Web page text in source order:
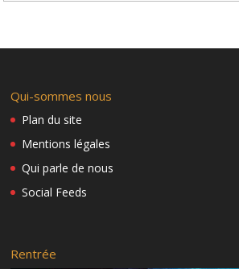
Musica
Fête de la Musique Candela!
Elito Revé y su charangón
Los Van Van de Cuba
Qui-sommes nous
Plan du site
Mentions légales
Qui parle de nous
Social Feeds
Rentrée